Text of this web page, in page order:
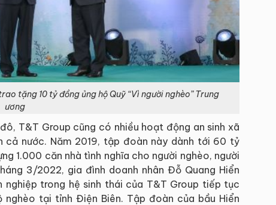
tặng 10 tỷ đồng ủng hộ Quỹ “Vì người nghèo” Trung
ương
T&T Group cũng có nhiều hoạt động an sinh xã
cả nước. Năm 2019, tập đoàn này dành tới 60 tỷ
1.000 căn nhà tình nghĩa cho người nghèo, người
3/2022, gia đình doanh nhân Đỗ Quang Hiển
trong hệ sinh thái của T&T Group tiếp tục
tại tỉnh Điện Biên. Tập đoàn của bầu Hiển